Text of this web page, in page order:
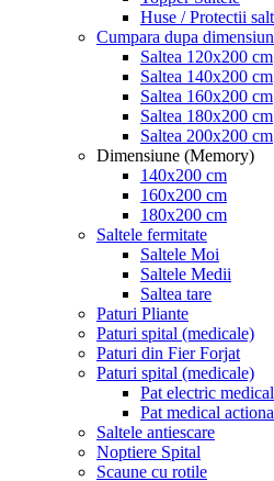
Huse / Protectii
Cumpara dupa
Saltea 120x200 cm
Saltea 140x200 cm
Saltea 160x200 cm
Saltea 180x200 cm
Saltea 200x200 cm
Dimensiune (Memory)
140x200 cm
160x200 cm
180x200 cm
Saltele fermitate
Saltele Moi
Saltele Medii
Saltea tare
Paturi Pliante
Paturi spital (medicale)
Paturi din Fier Forjat
Paturi spital (medicale)
Pat electric medical
Pat medical
Saltele antiescare
Noptiere Spital
Scaune cu rotile